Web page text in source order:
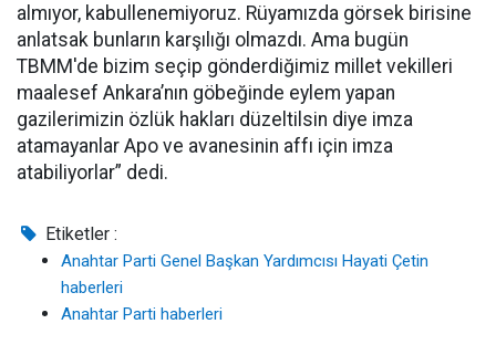
almıyor, kabullenemiyoruz. Rüyamızda görsek birisine
anlatsak bunların karşılığı olmazdı. Ama bugün
TBMM'de bizim seçip gönderdiğimiz millet vekilleri
maalesef Ankara’nın göbeğinde eylem yapan
gazilerimizin özlük hakları düzeltilsin diye imza
atamayanlar Apo ve avanesinin affı için imza
atabiliyorlar” dedi.
Etiketler :
Anahtar Parti Genel Başkan Yardımcısı Hayati Çetin
haberleri
Anahtar Parti haberleri